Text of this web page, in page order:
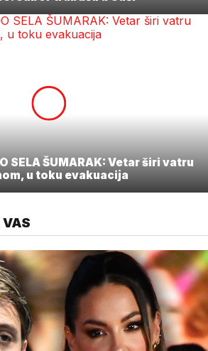
SELA ŠUMARAK: Vetar širi vatru
u toku evakuacija
VAS